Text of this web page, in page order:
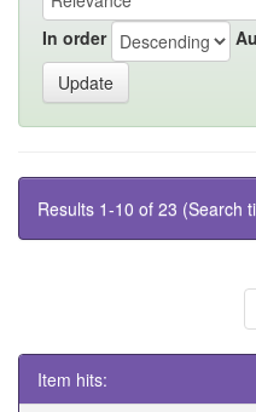
In order
Results 1-10 of 23 (Search
Item hits: